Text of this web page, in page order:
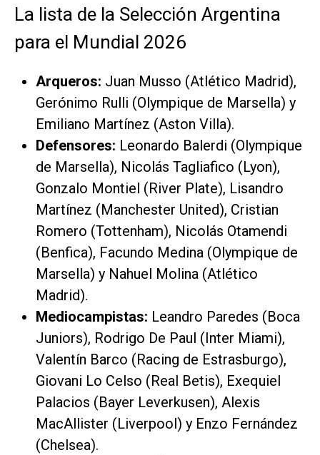
La lista de la Selección Argentina
para el Mundial 2026
Arqueros: Juan Musso (Atlético Madrid),
Gerónimo Rulli (Olympique de Marsella) y
Emiliano Martínez (Aston Villa).
Defensores: Leonardo Balerdi (Olympique
de Marsella), Nicolás Tagliafico (Lyon),
Gonzalo Montiel (River Plate), Lisandro
Martínez (Manchester United), Cristian
Romero (Tottenham), Nicolás Otamendi
(Benfica), Facundo Medina (Olympique de
Marsella) y Nahuel Molina (Atlético
Madrid).
Mediocampistas: Leandro Paredes (Boca
Juniors), Rodrigo De Paul (Inter Miami),
Valentín Barco (Racing de Estrasburgo),
Giovani Lo Celso (Real Betis), Exequiel
Palacios (Bayer Leverkusen), Alexis
MacAllister (Liverpool) y Enzo Fernández
(Chelsea).